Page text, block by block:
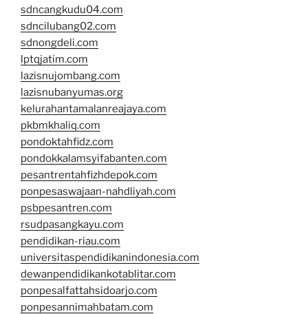
sdncangkudu04.com
sdncilubang02.com
sdnongdeli.com
lptqjatim.com
lazisnujombang.com
lazisnubanyumas.org
kelurahantamalanreajaya.com
pkbmkhaliq.com
pondoktahfidz.com
pondokkalamsyifabanten.com
pesantrentahfizhdepok.com
ponpesaswajaan-nahdliyah.com
psbpesantren.com
rsudpasangkayu.com
pendidikan-riau.com
universitaspendidikanindonesia.com
dewanpendidikankotablitar.com
ponpesalfattahsidoarjo.com
ponpesannimahbatam.com